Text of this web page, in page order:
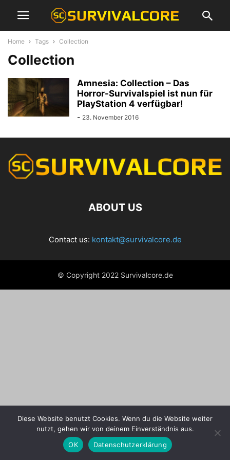
Home Tags Collection
Collection
Amnesia: Collection – Das
Horror-Survivalspiel ist nun für
PlayStation 4 verfügbar!
- 23. November 2016
ABOUT US
Contact us: kontakt@survivalcore.de
© Copyright 2022 Survivalcore.de
Diese Website benutzt Cookies. Wenn du die Website weiter
nutzt, gehen wir von deinem Einverständnis aus.
OK
Datenschutzerklärung